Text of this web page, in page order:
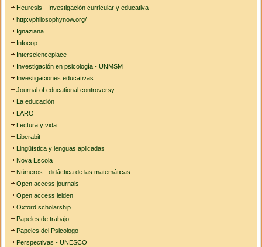
Heuresis - Investigación curricular y educativa
http://philosophynow.org/
Ignaziana
Infocop
Interscienceplace
Investigación en psicología - UNMSM
Investigaciones educativas
Journal of educational controversy
La educación
LARO
Lectura y vida
Liberabit
Lingüística y lenguas aplicadas
Nova Escola
Números - didáctica de las matemáticas
Open access journals
Open access leiden
Oxford scholarship
Papeles de trabajo
Papeles del Psicologo
Perspectivas - UNESCO